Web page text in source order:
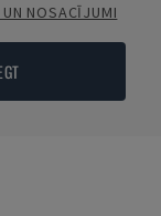
NOSACĪJUMI